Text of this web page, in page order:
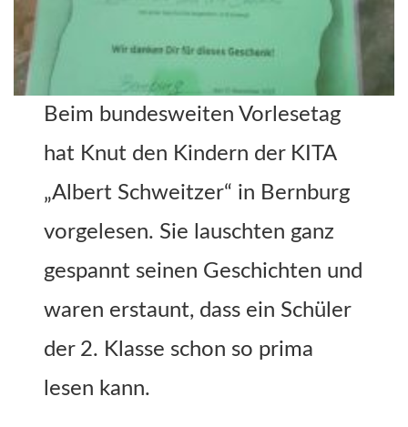
Beim bundesweiten Vorlesetag
hat Knut den Kindern der KITA
„Albert Schweitzer“ in Bernburg
vorgelesen. Sie lauschten ganz
gespannt seinen Geschichten und
waren erstaunt, dass ein Schüler
der 2. Klasse schon so prima
lesen kann.